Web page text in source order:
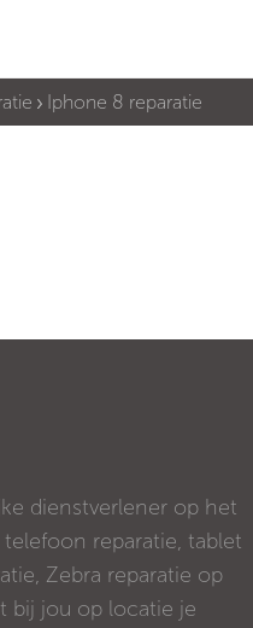
Iphone 8 reparatie
dienstverlener op het
reparatie, tablet
Zebra reparatie op
bij jou op locatie je